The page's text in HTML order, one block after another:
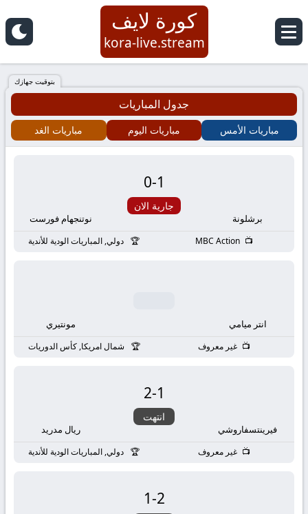
كورة
لايف
|
koora
مباريات
مباشر
live
كورة لايف
kora-live.stream
بتوقيت جهازك
جدول المباريات
مباريات الأمس مباريات اليوم مباريات الغد
برشلونة
1
-
0
جارية الان
نوتنجهام فورست
MBC Action دولي, المباريات الودية للأندية
انتر ميامي مونتيري
غير معروف شمال امريكا, كأس الدوريات
فيرينتسفاروشي
1
-
2
انتهت
ريال مدريد
غير معروف دولي, المباريات الودية للأندية
2
-
1